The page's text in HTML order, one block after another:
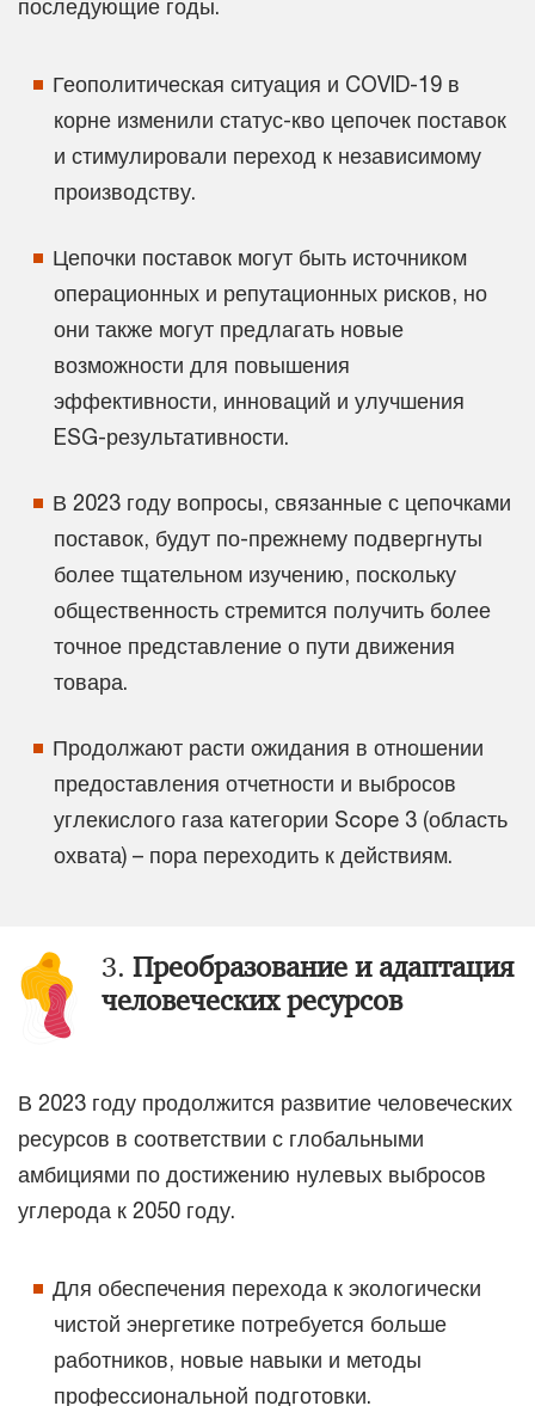
последующие годы.
Геополитическая ситуация и COVID-19 в
корне изменили статус-кво цепочек поставок
и стимулировали переход к независимому
производству.
Цепочки поставок могут быть источником
операционных и репутационных рисков, но
они также могут предлагать новые
возможности для повышения
эффективности, инноваций и улучшения
ESG-результативности.
В 2023 году вопросы, связанные с цепочками
поставок, будут по-прежнему подвергнуты
более тщательном изучению, поскольку
общественность стремится получить более
точное представление о пути движения
товара.
Продолжают расти ожидания в отношении
предоставления отчетности и выбросов
углекислого газа категории Scope 3 (область
охвата) – пора переходить к действиям.
3. Преобразование и адаптация
человеческих ресурсов
В 2023 году продолжится развитие человеческих
ресурсов в соответствии с глобальными
амбициями по достижению нулевых выбросов
углерода к 2050 году.
Для обеспечения перехода к экологически
чистой энергетике потребуется больше
работников, новые навыки и методы
профессиональной подготовки.